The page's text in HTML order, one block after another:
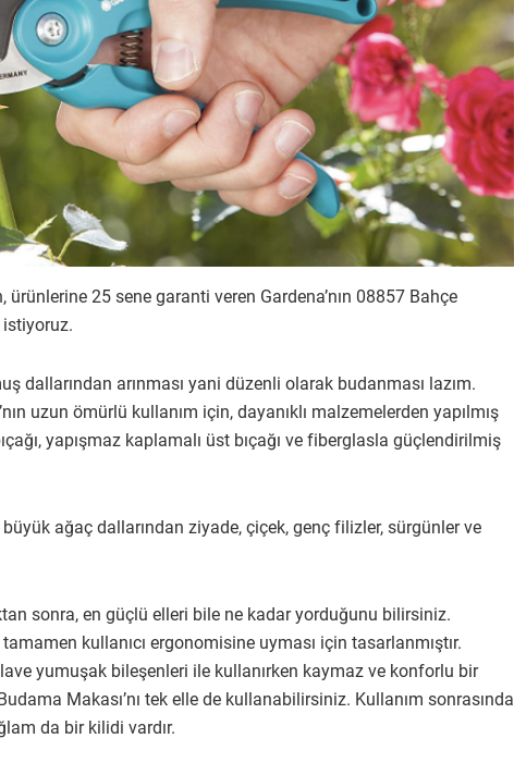
ürünlerine 25 sene garanti veren Gardena’nın 08857 Bahçe
istiyoruz.
dallarından arınması yani düzenli olarak budanması lazım.
uzun ömürlü kullanım için, dayanıklı malzemelerden yapılmış
yapışmaz kaplamalı üst bıçağı ve fiberglasla güçlendirilmiş
ağaç dallarından ziyade, çiçek, genç filizler, sürgünler ve
sonra, en güçlü elleri bile ne kadar yorduğunu bilirsiniz.
kullanıcı ergonomisine uyması için tasarlanmıştır.
yumuşak bileşenleri ile kullanırken kaymaz ve konforlu bir
Makası’nı tek elle de kullanabilirsiniz. Kullanım sonrasında
da bir kilidi vardır.